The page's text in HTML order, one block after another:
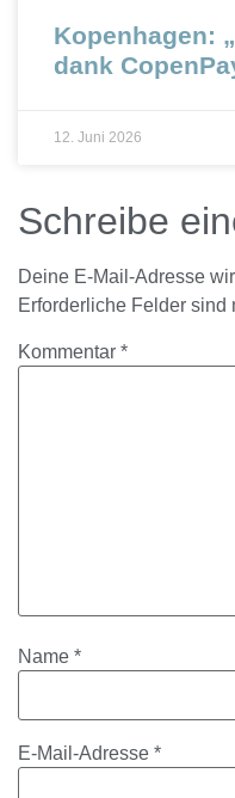
Kopenhagen:
dank
12. Juni 2026
Schreibe
Deine E-Mail-Adresse
Erforderliche Felder sind
Kommentar *
Name *
E-Mail-Adresse *